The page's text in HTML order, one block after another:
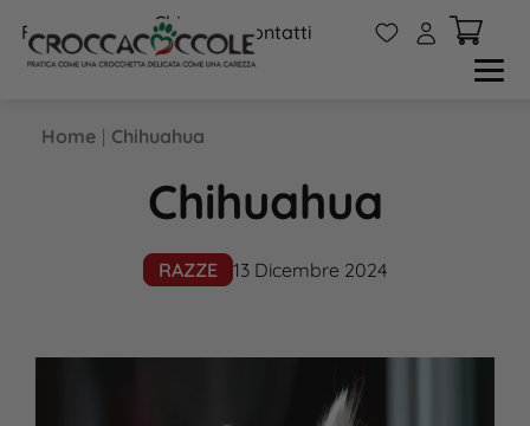
FAQs
Chi
siamo
Contatti W A
Home | Chihuahua
Chihuahua
RAZZE 13 Dicembre 2024